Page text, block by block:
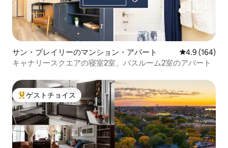
サン・プレイリーのマンション・アパート レビュー164
4.9 (164)
キャナリースクエアの寝室2室、バスルーム2室のアパート
大好評のゲストチョイスです。
ゲストチョイス